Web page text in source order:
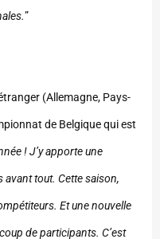
”
(Allemagne, Pays-
de Belgique qui est
! J’y apporte une
avant tout. Cette saison,
Et une nouvelle
de participants. C’est